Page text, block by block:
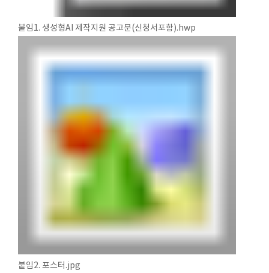
붙임1. 생성형AI 제작지원 공고문(신청서포함).hwp
붙임2. 포스터.jpg